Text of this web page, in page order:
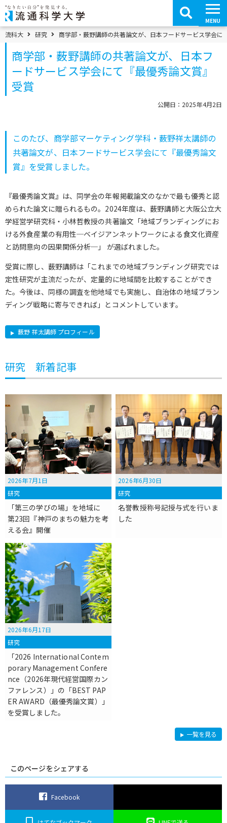
コ
ン
テ
ン
ツ
へ
移
MENU
パンくずメニュー
流科大 研究 商学部・薮野講師の共著論文が、日本フードサービス学会に
商学部・薮野講師の共著論文が、日本フ
ードサービス学会にて『最優秀論文賞』
受賞
公開日：2025年4月2日
このたび、商学部マーケティング学科・薮野祥太講師の
共著論文が、日本フードサービス学会にて『最優秀論文
賞』を受賞しました。
『最優秀論文賞』は、同学会の年報掲載論文のなかで最も優秀と認
められた論文に贈られるもの。2024年度は、薮野講師と大阪公立大
学経営学研究科・小林哲教授の共著論文「地域ブランディングにお
ける外食産業の有用性─ベイジアンネットワークによる食文化資産
と訪問意向の因果関係分析─」 が選ばれました。
受賞に際し、薮野講師は「これまでの地域ブランディング研究では
定性研究が主流だったが、定量的に地域間を比較することができ
た。今後は、同様の調査を他地域でも実施し、自治体の地域ブラン
ディング戦略に寄与できれば」とコメントしています。
薮野 祥太講師 プロフィール
研究 新着記事
2026年7月1日
研究
「第三の学びの場」を地域に
第23回『神戸のまちの魅力を考
える会』開催
2026年6月30日
研究
名誉教授称号記授与式を行いま
した
2026年6月17日
研究
「2026 International Contem
porary Management Confere
nce（2026年現代経営国際カン
ファレンス）」の「BEST PAP
ER AWARD（最優秀論文賞）」
を受賞しました。
研
究
一覧を見る
このページをシェアする
Facebook